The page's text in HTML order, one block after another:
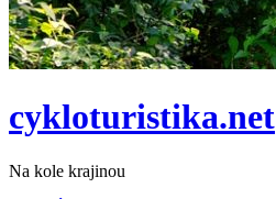
cykloturistika.net
Na kole krajinou